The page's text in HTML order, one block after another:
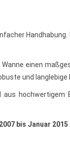
einen
und
bis Januar